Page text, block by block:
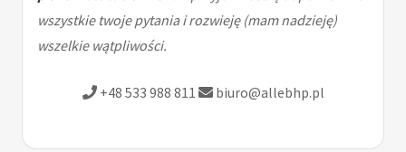
wszystkie twoje pytania i rozwieję (mam nadzieję)
wszelkie wątpliwości.
+48 533 988 811 biuro@allebhp.pl